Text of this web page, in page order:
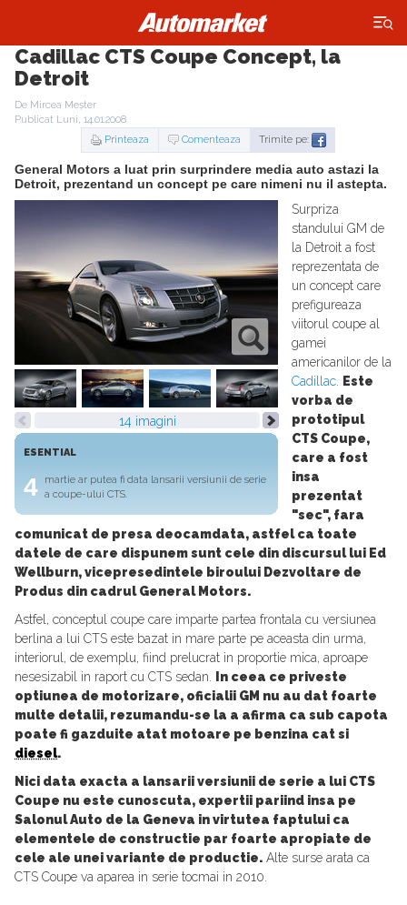
×
Cadillac CTS Coupe Concept, la
Detroit
De Mircea Meșter
Publicat Luni, 14.01.2008
Printeaza
Comenteaza Trimite pe:
General Motors a luat prin surprindere media auto astazi la
Detroit, prezentand un concept pe care nimeni nu il astepta.
14 imagini
ESENTIAL
4
martie ar putea fi data lansarii versiunii de serie
a coupe-ului CTS.
Surpriza
standului GM de
la Detroit a fost
reprezentata de
un concept care
prefigureaza
viitorul coupe al
gamei
americanilor de la
Cadillac
Este
vorba de
prototipul
CTS Coupe,
care a fost
insa
prezentat
"sec", fara
comunicat de presa deocamdata, astfel ca toate
datele de care dispunem sunt cele din discursul lui Ed
Wellburn, vicepresedintele biroului Dezvoltare de
Produs din cadrul General Motors.
Astfel, conceptul coupe care imparte partea frontala cu versiunea
berlina a lui CTS este bazat in mare parte pe aceasta din urma,
interiorul, de exemplu, fiind prelucrat in proportie mica, aproape
nesesizabil in raport cu CTS sedan.
In ceea ce priveste
optiunea de motorizare, oficialii GM nu au dat foarte
multe detalii, rezumandu-se la a afirma ca sub capota
poate fi gazduite atat motoare pe benzina cat si
diesel.
Nici data exacta a lansarii versiunii de serie a lui CTS
Coupe nu este cunoscuta, expertii pariind insa pe
Salonul Auto de la Geneva in virtutea faptului ca
elementele de constructie par foarte apropiate de
cele ale unei variante de productie. Alte surse arata ca
CTS Coupe va aparea in serie tocmai in 2010.